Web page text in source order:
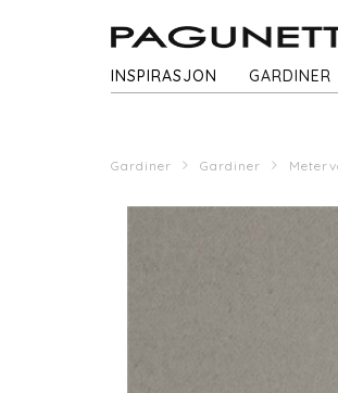
INSPIRASJON GARDINER
Gardiner Gardiner